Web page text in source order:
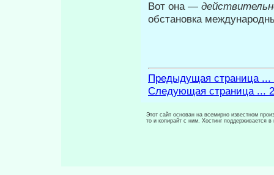
Вот она —
обста­новка
Предыдущая страница ...
Следующая страница ...
Этот сайт основан на всемирно известном
то и копирайт с ним. Хостинг поддерживается